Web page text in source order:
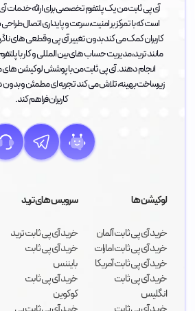
آی پی ثابت من یک پلتفرم تخصصی برای ارائه خدمات
است که با تمرکز بر امنیت، سرعت و پایداری اتصال
کاربران کمک می کند بدون تغییر آی پی و قطعی های
مانند ترید، مدیریت حساب های بین المللی و کار با
انجام دهند. آی پی ثابت من با پوشش لوکیشن های
زیرساخت بهینه، تلاش می کند تجربه ای مطمئن و بدون
کاربران فراهم کند.
لوکیشن ها
خرید آی پی ثابت آلمان
خرید آی پی ثابت امارات
خرید آی پی ثابت آمریکا
خرید آی پی ثابت
انگلیس
سرویس های ترید
خرید آی پی ثابت ترید
خرید آی پی ثابت
بایننس
خرید آی پی ثابت
کوکوین